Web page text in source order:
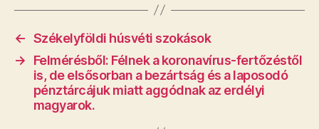
← Székelyföldi húsvéti szokások
→
Felmérésből: Félnek a koronavírus-fertőzéstől
is, de elsősorban a bezártság és a laposodó
pénztárcájuk miatt aggódnak az erdélyi
magyarok.